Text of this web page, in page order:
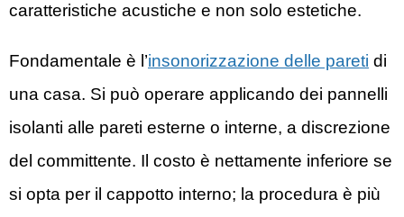
caratteristiche acustiche e non solo estetiche.
Fondamentale è l’insonorizzazione delle pareti di
una casa. Si può operare applicando dei pannelli
isolanti alle pareti esterne o interne, a discrezione
del committente. Il costo è nettamente inferiore se
si opta per il cappotto interno; la procedura è più